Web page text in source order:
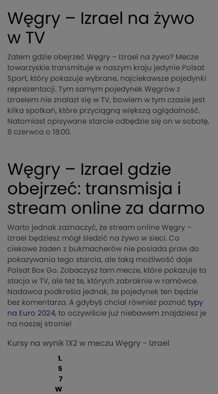
Węgry – Izrael na żywo
w TV
Zatem gdzie obejrzeć Węgry – Izrael na żywo? Mecze
towarzyskie transmituje w naszym kraju jedynie Polsat
Sport, który pokazuje wybrane, najciekawsze pojedynki
reprezentacji. Tym samym pojedynek Węgrów z
Izraelem nie znalazł się w TV, bowiem w tym czasie jest
kilka spotkań, które przyciągną większą oglądalność.
Natomiast opisywane starcie odbędzie się on w sobotę,
8 czerwca o 18:00.
Węgry – Izrael gdzie
obejrzeć: transmisja i
stream online za darmo
Warto jednak zaznaczyć, że stream online Węgry –
Izrael będziesz mógł śledzić na żywo w sieci. Co
ciekawe żaden z bukmacherów nie posiada praw do
pokazywania tego starcia, ale taką możliwość daje
Polsat Box Go. Zobaczysz tam mecze, które pokazuje ta
stacja w TV, ale też te, których zabraknie w ramówce.
Nadawca podkreśla jednak, że pojedynek ten będzie
bez komentarza. A gdybyś chciał również poznać typy
na Euro 2024, to oczywiście już niebawem znajdziesz je
na naszej stronie!
Kursy na wynik 1X2 w meczu Węgry - Izrael
1.
5
7
W